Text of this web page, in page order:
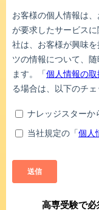
高専受験で